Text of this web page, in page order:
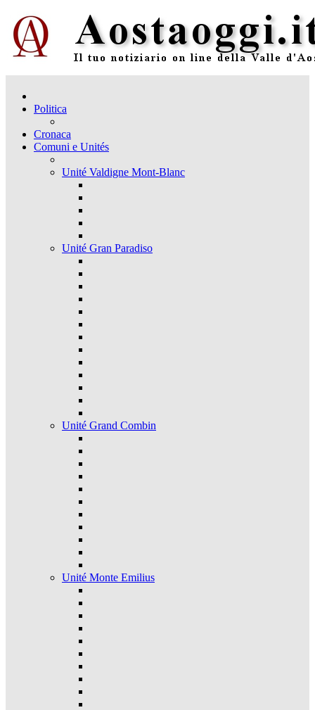
Politica
Cronaca
Comuni e Unités
Unité Valdigne Mont-Blanc
Unité Gran Paradiso
Unité Grand Combin
Unité Monte Emilius